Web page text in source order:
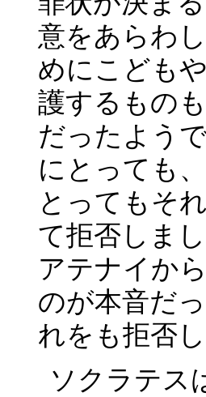
意をあらわ
めにこども
護するもの
だったよう
にとっても
とってもそ
て拒否しま
アテナイか
のが本音だ
れをも拒否
ソクラテス